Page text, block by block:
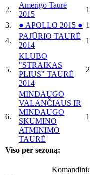
2.
Amerigo Taurė
2015
3.
● APOLLO 2015 ●
4.
PAJŪRIO TAURĖ
2014
5.
KLUBO
"STRAIKAS
PLIUS" TAURĖ
2014
6.
MINDAUGO
VALANČIAUS IR
MINDAUGO
SKUMINO
ATMINIMO
TAURĖ
Viso per sezoną: